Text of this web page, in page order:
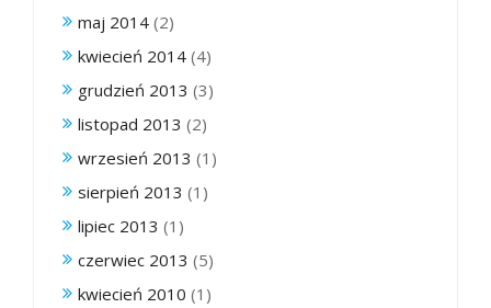
maj 2014 (2)
kwiecień 2014 (4)
grudzień 2013 (3)
listopad 2013 (2)
wrzesień 2013 (1)
sierpień 2013 (1)
lipiec 2013 (1)
czerwiec 2013 (5)
kwiecień 2010 (1)